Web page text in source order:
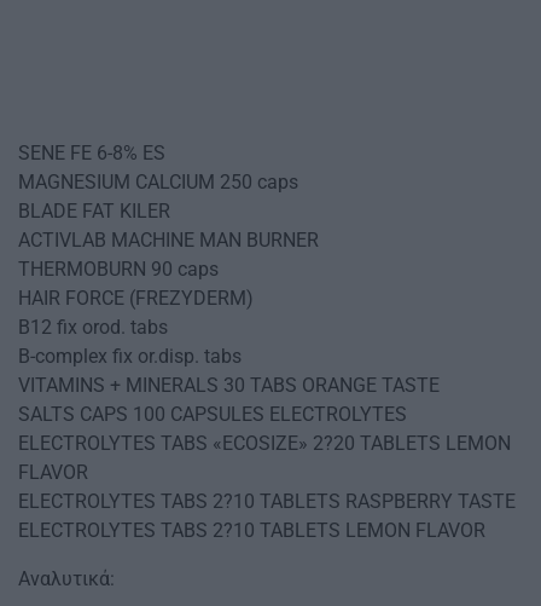
SENE FE 6-8% ES
MAGNESIUM CALCIUM 250 caps
BLADE FAT KILER
ACTIVLAB MACHINE MAN BURNER
THERMOBURN 90 caps
HAIR FORCE (FREZYDERM)
B12 fix orod. tabs
B-complex fix or.disp. tabs
VITAMINS + MINERALS 30 TABS ORANGE TASTE
SALTS CAPS 100 CAPSULES ELECTROLYTES
ELECTROLYTES TABS «ECOSIZE» 2?20 TABLETS LEMON
FLAVOR
ELECTROLYTES TABS 2?10 TABLETS RASPBERRY TASTE
ELECTROLYTES TABS 2?10 TABLETS LEMON FLAVOR
Αναλυτικά: